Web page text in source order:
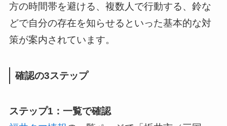
方の時間帯を避ける、複数人で行動する、鈴な
どで自分の存在を知らせるといった基本的な対
策が案内されています。
確認の3ステップ
ステップ1：一覧で確認